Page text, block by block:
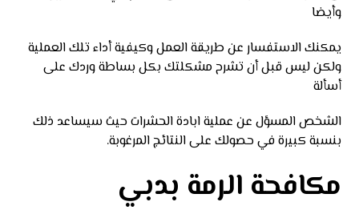
وأيضا
يمكنك الاستفسار عن طريقة العمل وكيفية أداء تلك العملية
ولكن ليس قبل أن تشرح مشكلتك بكل بساطة وردك على
أسألة
الشخص المسؤل عن عملية ابادة الحشرات حيث سيساعد ذلك
بنسبة كبيرة في حصولك على النتائج المرغوبة.
مكافحة الرمة بدبي